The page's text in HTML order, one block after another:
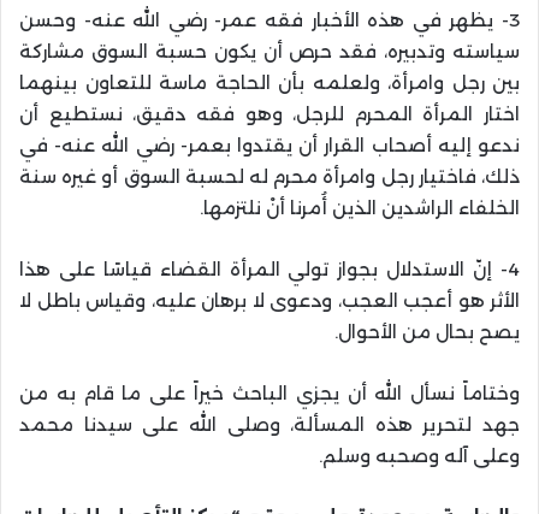
3- يظهر في هذه الأخبار فقه عمر- رضي الله عنه- وحسن
سياسته وتدبيره، فقد حرص أن يكون حسبة السوق مشاركة
بين رجل وامرأة، ولعلمه بأن الحاجة ماسة للتعاون بينهما
اختار المرأة المحرم للرجل، وهو فقه دقيق، نستطيع أن
ندعو إليه أصحاب القرار أن يقتدوا بعمر- رضي الله عنه- في
ذلك، فاختيار رجل وامرأة محرم له لحسبة السوق أو غيره سنة
الخلفاء الراشدين الذين أُمرنا أنْ نلتزمها.
4- إنّ الاستدلال بجواز تولي المرأة القضاء قياسًا على هذا
الأثر هو أعجب العجب، ودعوى لا برهان عليه، وقياس باطل لا
يصح بحال من الأحوال.
وختاماً نسأل الله أن يجزي الباحث خيراً على ما قام به من
جهد لتحرير هذه المسألة، وصلى الله على سيدنا محمد
وعلى آله وصحبه وسلم.